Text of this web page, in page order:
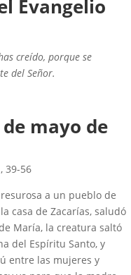
Evangelio
creído, porque se
del Señor.
de mayo de
39-56
a un pueblo de
casa de Zacarías, saludó
María, la creatura saltó
del Espíritu Santo, y
entre las mujeres y